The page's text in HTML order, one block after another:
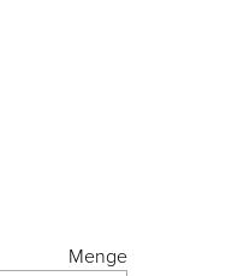
Menge